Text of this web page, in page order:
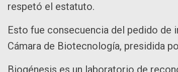
respetó el estatuto.
Esto fue consecuencia del pedido
Cámara de Biotecnología, presidida